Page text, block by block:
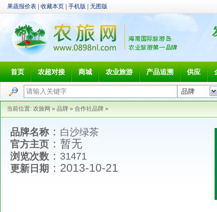
果蔬报价表 收藏本页 手机版 无图版
首页 农超对接 商城 农业旅游 产品追溯 供应
当前位置: 农旅网 » 品牌 » 合作社品牌 »
品牌名称： 白沙绿茶
官方主页 ：暂无
浏览次数 ： 31471
更新日期 ：2013-10-21